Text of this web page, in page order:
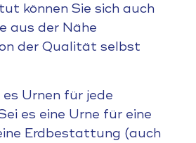
können Sie sich auch
aus der Nähe
der Qualität selbst
Urnen für jede
es eine Urne für eine
Erdbestattung (auch